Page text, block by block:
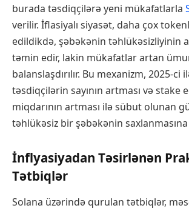
burada təsdiqçilərə yeni mükafatlarla
verilir. İflasiyalı siyasət, daha çox
edildikdə, şəbəkənin təhlükəsizliyinin
təmin edir, lakin mükafatlar artan
balanslaşdırılır. Bu mexanizm, 2025-ci
təsdiqçilərin sayının artması və stake
miqdarının artması ilə sübut olunan
təhlükəsiz bir şəbəkənin
İnflyasiyadan Təsirlənən
Tətbiqlər
Solana üzərində qurulan tətbiqlər,